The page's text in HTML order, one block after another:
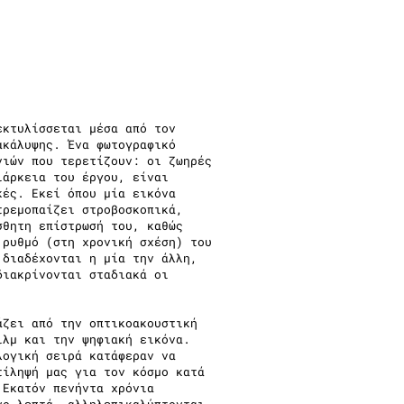
μέσα από τον
Ένα φωτογραφικό
που τερετίζουν: οι ζωηρές
του έργου, είναι
Εκεί όπου μία εικόνα
στροβοσκοπικά,
επίστρωσή του, καθώς
(στη χρονική σχέση) του
η μία την άλλη,
σταδιακά οι
από την οπτικοακουστική
και την ψηφιακή εικόνα.
σειρά κατάφεραν να
μας για τον κόσμο κατά
πενήντα χρόνια